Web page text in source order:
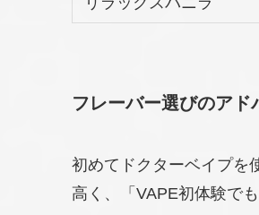
フレーバー選びのアド
初めてドクターベイプを
高く、「VAPE初体験で